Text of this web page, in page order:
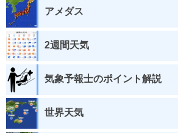
アメダス
2週間天気
気象予報士のポイント解説
世界天気